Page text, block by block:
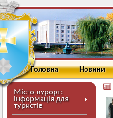
Головна Новини
Місто-курорт:
інформація для
туристів